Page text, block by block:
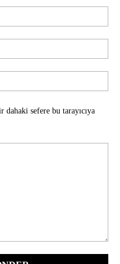
sefere bu tarayıcıya